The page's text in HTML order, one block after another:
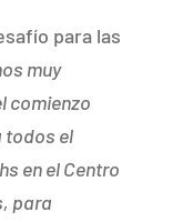
para las
muy
comienzo
todos el
en el Centro
para